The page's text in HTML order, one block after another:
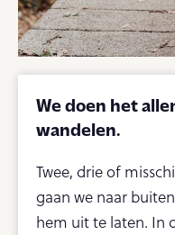
We doen het
wandelen.
Twee, drie of
gaan we naar
hem uit te laten. In